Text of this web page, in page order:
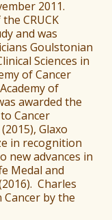
2011.
CRUCK
and was
Goulstonian
Sciences in
of Cancer
of
awarded the
Cancer
Glaxo
in recognition
new advances in
Medal and
Charles
by the